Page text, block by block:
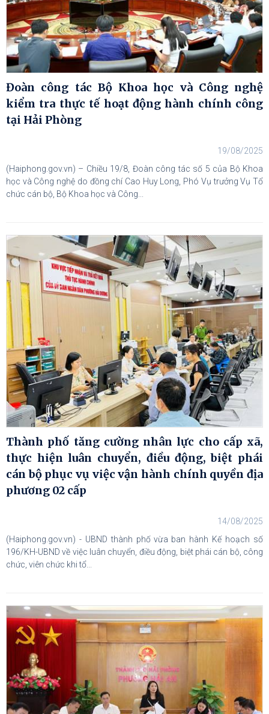
Đoàn công tác Bộ Khoa học và Công nghệ
kiểm tra thực tế hoạt động hành chính công
tại Hải Phòng
19/08/2025
(Haiphong.gov.vn) – Chiều 19/8, Đoàn công tác số 5 của Bộ Khoa
học và Công nghệ do đồng chí Cao Huy Long, Phó Vụ trưởng Vụ Tổ
chức cán bộ, Bộ Khoa học và Công...
Thành phố tăng cường nhân lực cho cấp xã,
thực hiện luân chuyển, điều động, biệt phái
cán bộ phục vụ việc vận hành chính quyền địa
phương 02 cấp
14/08/2025
(Haiphong.gov.vn) - UBND thành phố vừa ban hành Kế hoạch số
196/KH-UBND về việc luân chuyển, điều động, biệt phái cán bộ, công
chức, viên chức khi tổ...